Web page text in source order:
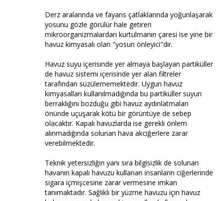
Derz aralarında ve fayans çatlaklarında yoğunlaşarak
yosunu gözle görülür hale getiren
mikroorganizmalardan kurtulmanın çaresi ise yine bir
havuz kimyasalı olan "yosun önleyici"dir.
Havuz suyu içerisinde yer almaya başlayan partiküller
de havuz sistemi içerisinde yer alan filtreler
tarafından süzülememektedir. Uygun havuz
kimyasalları kullanılmadığında bu partiküller suyun
berraklığını bozduğu gibi havuz aydınlatmaları
önünde uçuşarak kötü bir görüntüye de sebep
olacaktır. Kapalı havuzlarda ise gerekli önlem
alınmadığında solunan hava akciğerlere zarar
verebilmektedir.
Teknik yetersizliğin yanı sıra bilgisizlik de solunan
havanın kapalı havuzu kullanan insanların ciğerlerinde
sigara içmişcesine zarar vermesine imkan
tanımaktadır. Sağlıklı bir yüzme havuzu için havuz